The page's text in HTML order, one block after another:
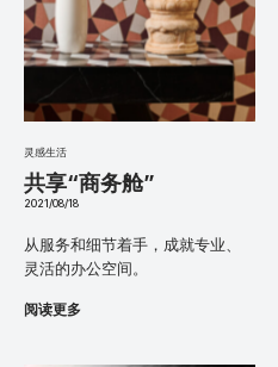
灵感生活
共享“商务舱”
2021/08/18
从服务和细节着手，成就专业、
灵活的办公空间。
阅读更多